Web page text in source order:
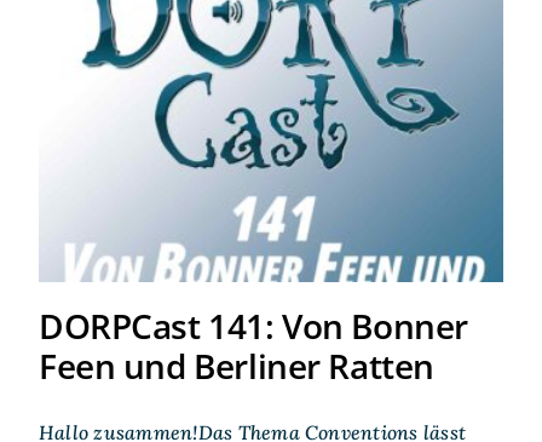
DORPCast 141: Von Bonner
Feen und Berliner Ratten
DORPCast 141: Von Bonner
Feen und Berliner Ratten
Hallo zusammen!Das Thema Conventions lässt